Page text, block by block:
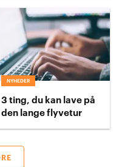
NYHEDER
3 ting, du kan lave på
den lange flyvetur